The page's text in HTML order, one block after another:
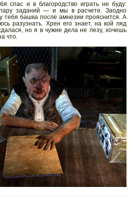
спас и в благородство играть не буду:
заданий — и мы в расчете. Заодно
тебя башка после амнезии прояснится. А
разузнать. Хрен его знает, на кой ляд
но я в чужие дела не лезу, хочешь
что.